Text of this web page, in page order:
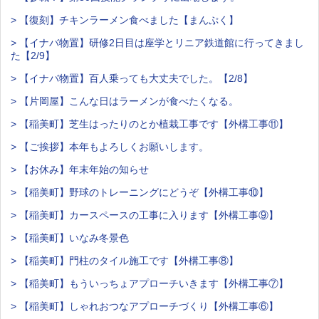
> 【復刻】チキンラーメン食べました【まんぷく】
> 【イナバ物置】研修2日目は座学とリニア鉄道館に行ってきまし
た【2/9】
> 【イナバ物置】百人乗っても大丈夫でした。【2/8】
> 【片岡屋】こんな日はラーメンが食べたくなる。
> 【稲美町】芝生はったりのとか植栽工事です【外構工事⑪】
> 【ご挨拶】本年もよろしくお願いします。
> 【お休み】年末年始の知らせ
> 【稲美町】野球のトレーニングにどうぞ【外構工事⑩】
> 【稲美町】カースペースの工事に入ります【外構工事⑨】
> 【稲美町】いなみ冬景色
> 【稲美町】門柱のタイル施工です【外構工事⑧】
> 【稲美町】もういっちょアプローチいきます【外構工事⑦】
> 【稲美町】しゃれおつなアプローチづくり【外構工事⑥】